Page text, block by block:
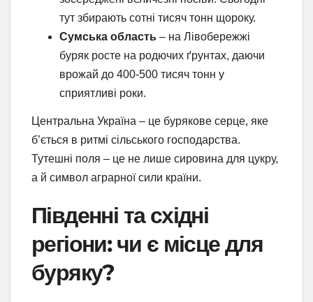
тут збирають сотні тисяч тонн щороку.
Сумська область – на Лівобережжі
буряк росте на родючих ґрунтах, даючи
врожай до 400-500 тисяч тонн у
сприятливі роки.
Центральна Україна – це бурякове серце, яке
б’ється в ритмі сільського господарства.
Тутешні поля – це не лише сировина для цукру,
а й символ аграрної сили країни.
Південні та східні
регіони: чи є місце для
буряку?